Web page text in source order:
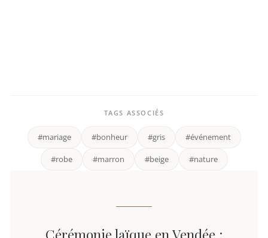
TAGS ASSOCIÉS
#mariage #bonheur #gris #événement
#robe #marron #beige #nature
Cérémonie laïque en Vendée :